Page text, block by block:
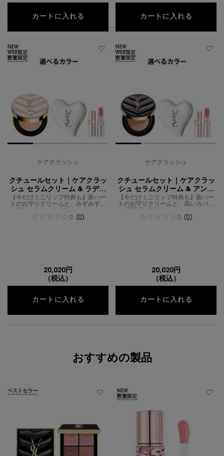
カートに入れる ケアクラッシュ セラムクリーム
カートに入れる
NEW
WEB限定
数量限定
ケアクラッシュ
クチュールセット｜ケアクラッ
シュ セラムクリーム & ラディ
アント タッチ グロウパクト
【今だけミニリップ特典も】新ハー
トのお守りクリームと、みずみずし
ンファンデーション
0 (0)
20,020円
（税込）
カートに入れる クチュールセット｜ケアクラッシュ セ
NEW
WEB限定
数量限定
ケアクラッシュ
クチュールセット｜ケアクラッ
シュ セラムクリーム & アンク
ル ド ポー ルクッションN
【今だけミニリップ特典も】新ハー
トのお守りクリームと、高いカバー
ーション0 (0)
20,020円
（税込）
カートに入れる
おすすめの製品
ベストセラー
NEW
数量限定